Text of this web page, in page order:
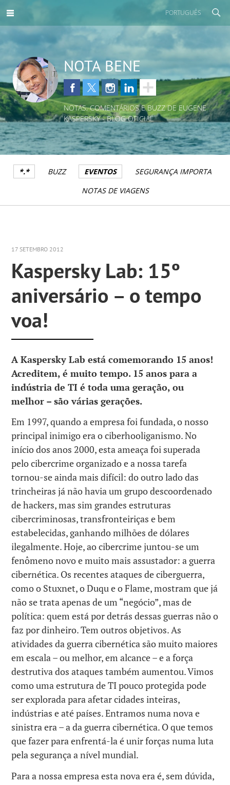
PORTUGUÊS
NOTA BENE
NOTAS, COMENTÁRIOS E BUZZ DE EUGENE
KASPERSKY - BLOG OFICIAL
*.* BUZZ EVENTOS
SEGURANÇA IMPORTA
NOTAS DE VIAGENS
17 SETEMBRO 2012
Kaspersky Lab: 15º
aniversário – o tempo
voa!
A Kaspersky Lab está comemorando 15 anos!
Acreditem, é muito tempo. 15 anos para a
indústria de TI é toda uma geração, ou
melhor – são várias gerações.
Em 1997, quando a empresa foi fundada, o nosso
principal inimigo era o ciberhooliganismo. No
início dos anos 2000, esta ameaça foi superada
pelo cibercrime organizado e a nossa tarefa
tornou-se ainda mais difícil: do outro lado das
trincheiras já não havia um grupo descoordenado
de hackers, mas sim grandes estruturas
cibercriminosas, transfronteiriças e bem
estabelecidas, ganhando milhões de dólares
ilegalmente. Hoje, ao cibercrime juntou-se um
fenômeno novo e muito mais assustador: a guerra
cibernética. Os recentes ataques de ciberguerra,
como o Stuxnet, o Duqu e o Flame, mostram que já
não se trata apenas de um “negócio”, mas de
política: quem está por detrás dessas guerras não o
faz por dinheiro. Tem outros objetivos. As
atividades da guerra cibernética são muito maiores
em escala – ou melhor, em alcance – e a força
destrutiva dos ataques também aumentou. Vimos
como uma estrutura de TI pouco protegida pode
ser explorada para afetar cidades inteiras,
indústrias e até países. Entramos numa nova e
sinistra era – a da guerra cibernética. O que temos
que fazer para enfrentá-la é unir forças numa luta
pela segurança a nível mundial.
Para a nossa empresa esta nova era é, sem dúvida,